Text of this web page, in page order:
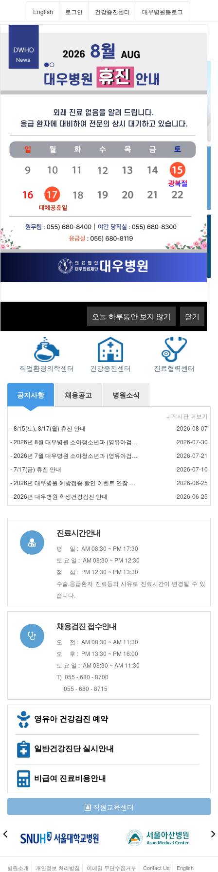
오늘 하루동안 보지 않기 닫기
오늘 하루동안 보지 않기 닫기
English 로그인 건강증진센터 대우병원블로그
진료과 및 의료진소개
고객의 소리
소화기센터 근로자건강센터
직업환경의학센터 건강증진센터 진료협력센터
공지사항 채용공고 병원소식
+ 게시판 더보기
- 8/15(토), 8/17(월) 휴진 안내
2026-08-07
- 2026년 8월 대우병원 소아청소년과 (영유아검진) 검…
2026-07-30
- 2026년 7월 대우병원 소아청소년과 (영유아검진) 검…
2026-07-21
- 7/17(금) 휴진 안내
2026-07-10
- 2026년 대우병원 예방접종 할인 이벤트 연장 안내
2026-06-25
- 2026년 대우병원 학생건강검진 안내
2026-06-25
진료시간안내
평 일 : AM 08:30 ~ PM 17:30
토 요 일 : AM 08:30 ~ PM 12:30
점 심 : PM 12:30 ~ PM 13:30
수술.응급환자 진료등의 사유로 진료시간이 변경될 수 있
습니다.
채용검진 접수안내
오 전 : AM 08:30 ~ AM 11:30
오 후 : PM 13:30 ~ PM 16:00
토 요 일 : AM 08:30 ~ AM 11:30
T) 055 - 680 - 8700
055 - 680 - 8715
영유아 건강검진 예약
일반건강진단 실시안내
비급여 진료비용안내
직원교육센터
병원소개 개인정보 처리방침 이메일 무단수집거부 Contact Us English